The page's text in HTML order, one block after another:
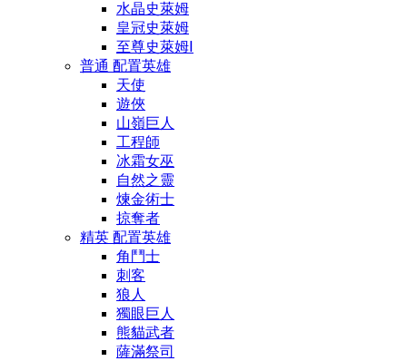
水晶史萊姆
皇冠史萊姆
至尊史萊姆Ⅰ
普通 配置英雄
天使
遊俠
山嶺巨人
工程師
冰霜女巫
自然之靈
煉金術士
掠奪者
精英 配置英雄
角鬥士
刺客
狼人
獨眼巨人
熊貓武者
薩滿祭司